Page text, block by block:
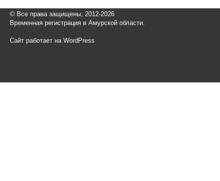
© Все права защищены, 2012-2026
Временная регистрация в Амурской области.
Сайт работает на WordPress